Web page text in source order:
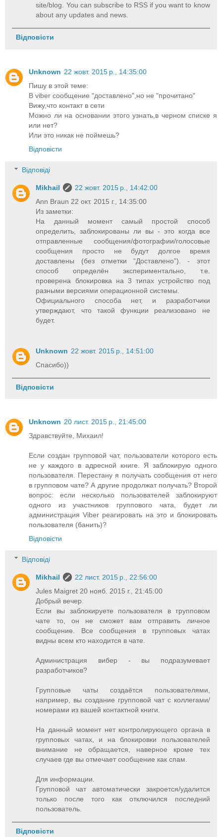
site/blog. You can subscribe to RSS if you want to know
about any updates and news.
Відповісти
Unknown 22 жовт. 2015 р., 14:35:00
Пишу в этой теме:
В viber сообщение "доставлено",но не "прочитано"
Вижу,что контакт в сети
Можно ли на основании этого узнать,в черном списке я
или нет?
Или это никак не поймешь?
Відповісти
Відповіді
Mikhail
22 жовт. 2015 р., 14:42:00
Ann Braun 22 окт. 2015 г., 14:35:00
Из заметки:
На данный момент самый простой способ
определить, заблокированы ли вы - это когда все
отправленные сообщения/фотографии/голосовые
сообщения просто не будут долгое время
доставлены (без отметки “Доставлено”). - этот
способ определён экспериментально, т.е.
проверена блокировка на 3 типах устройство под
разными версиями операционной системы.
Официального способа нет, и разработчики
утверждают, что такой функции реализовано не
будет.
Unknown 22 жовт. 2015 р., 14:51:00
Спасибо))
Відповісти
Unknown 20 лист. 2015 р., 21:45:00
Здравствуйте, Михаил!
Если создан групповой чат, пользователи которого есть
не у каждого в адресной книге. Я заблокирую одного
пользователя. Перестану я получать сообщения от него
в групповом чате? А другие продолжат получать? Второй
вопрос: если несколько пользователей заблокируют
одного из участников группового чата, будет ли
администрация Viber реагировать на это и блокировать
пользователя (банить)?
Відповісти
Відповіді
Mikhail
22 лист. 2015 р., 22:56:00
Jules Maigret 20 нояб. 2015 г., 21:45:00
Добрый вечер.
Если вы заблокируете пользователя в групповом
чате то, он не сможет вам отправить личное
сообщение. Все сообщения в групповых чатах
видны всем кто находится в чате.
Администрация вибер - вы подразумевает
разработчиков?
Групповые чаты создаётся пользователями,
например, вы создание групповой чат с коллегами/
номерами из вашей контактной книги.
На данный момент нет контролирующего органа в
групповых чатах, и на блокировки пользователей
внимание не обращается, наверное кроме тех
случаев где вы отмечает сообщение как спам.
Для информации.
Групповой чат автоматически закроется/удалится
только после того как отключился последний
пользователь.
Відповісти